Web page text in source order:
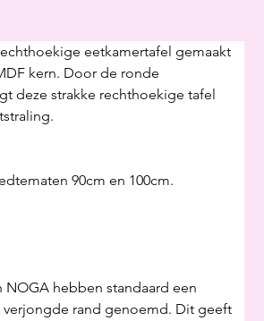
eetkamertafel gemaakt
kern. Door de ronde
deze strakke rechthoekige tafel
90cm en 100cm.
NOGA hebben standaard een
verjongde rand genoemd. Dit geeft